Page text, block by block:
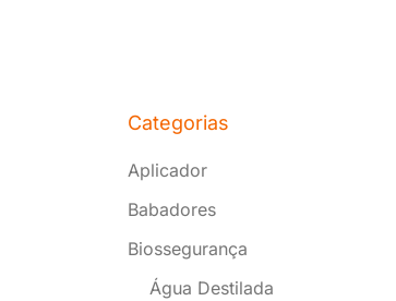
Categorias
Aplicador
Babadores
Biossegurança
Água Destilada